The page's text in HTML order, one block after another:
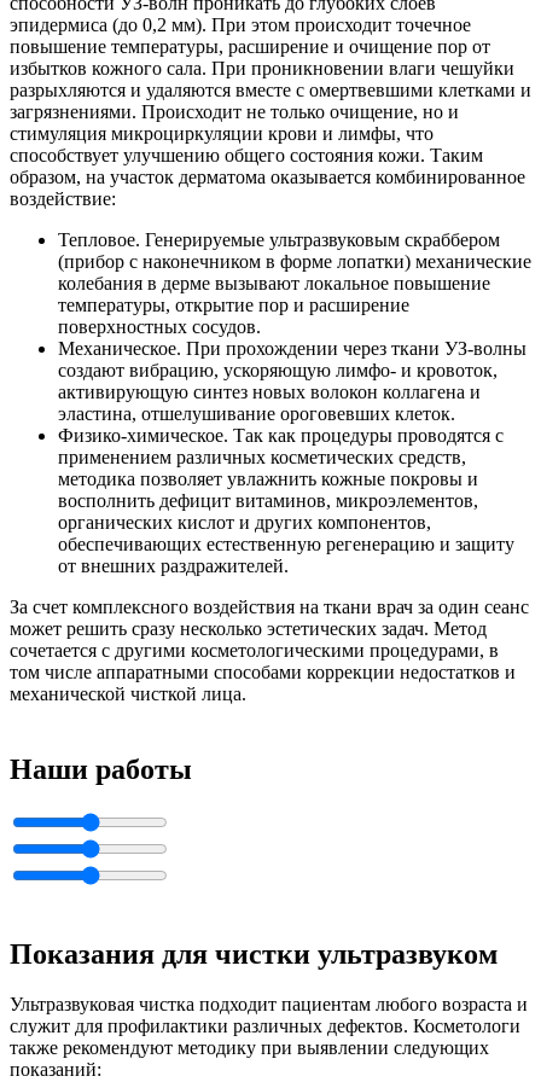
эпидермиса (до 0,2 мм). При этом происходит точечное
повышение температуры, расширение и очищение пор от
избытков кожного сала. При проникновении влаги чешуйки
разрыхляются и удаляются вместе с омертвевшими клетками и
загрязнениями. Происходит не только очищение, но и
стимуляция микроциркуляции крови и лимфы, что
способствует улучшению общего состояния кожи. Таким
образом, на участок дерматома оказывается комбинированное
воздействие:
Тепловое. Генерируемые ультразвуковым скраббером
(прибор с наконечником в форме лопатки) механические
колебания в дерме вызывают локальное повышение
температуры, открытие пор и расширение
поверхностных сосудов.
Механическое. При прохождении через ткани УЗ-волны
создают вибрацию, ускоряющую лимфо- и кровоток,
активирующую синтез новых волокон коллагена и
эластина, отшелушивание ороговевших клеток.
Физико-химическое. Так как процедуры проводятся с
применением различных косметических средств,
методика позволяет увлажнить кожные покровы и
восполнить дефицит витаминов, микроэлементов,
органических кислот и других компонентов,
обеспечивающих естественную регенерацию и защиту
от внешних раздражителей.
За счет комплексного воздействия на ткани врач за один сеанс
может решить сразу несколько эстетических задач. Метод
сочетается с другими косметологическими процедурами, в
том числе аппаратными способами коррекции недостатков и
механической чисткой лица.
Наши работы
Показания для чистки ультразвуком
Ультразвуковая чистка подходит пациентам любого возраста и
служит для профилактики различных дефектов. Косметологи
также рекомендуют методику при выявлении следующих
показаний: